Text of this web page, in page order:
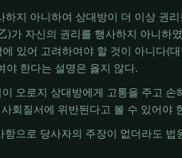
지 아니하여 상대방이 더 이상 권
가 자신의 권리를 행사하지 아니하
있어 고려하여야 할 것이 아니다(
야 한다는 설명은 옳지 않다.
오로지 상대방에게 고통을 주고 손
회질서에 위반된다고 볼 수 있어야
으로 당사자의 주장이 없더라도 법